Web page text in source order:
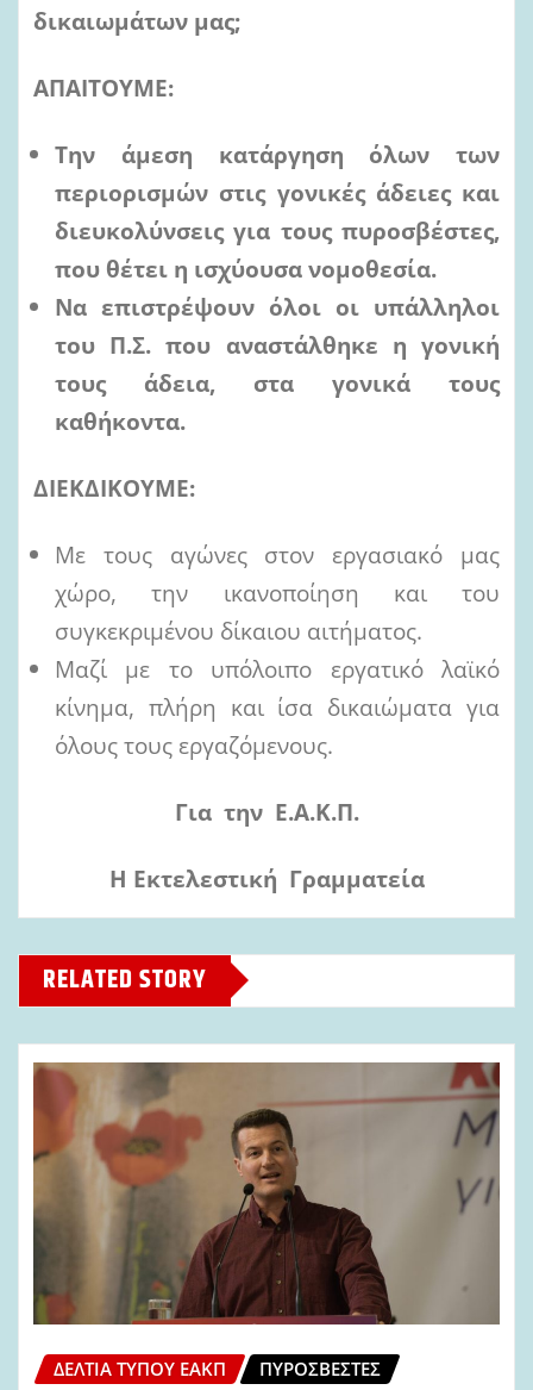
δικαιωμάτων μας;
ΑΠΑΙΤΟΥΜΕ:
Την άμεση κατάργηση όλων των
περιορισμών στις γονικές άδειες και
διευκολύνσεις για τους πυροσβέστες,
που θέτει η ισχύουσα νομοθεσία.
Να επιστρέψουν όλοι οι υπάλληλοι
του Π.Σ. που αναστάλθηκε η γονική
τους άδεια, στα γονικά τους
καθήκοντα.
ΔΙΕΚΔΙΚΟΥΜΕ:
Με τους αγώνες στον εργασιακό μας
χώρο, την ικανοποίηση και του
συγκεκριμένου δίκαιου αιτήματος.
Μαζί με το υπόλοιπο εργατικό λαϊκό
κίνημα, πλήρη και ίσα δικαιώματα για
όλους τους εργαζόμενους.
Για την Ε.Α.Κ.Π.
Η Εκτελεστική Γραμματεία
RELATED STORY
ΔΕΛΤΊΑ ΤΎΠΟΥ ΕΑΚΠ ΠΥΡΟΣΒΈΣΤΕΣ